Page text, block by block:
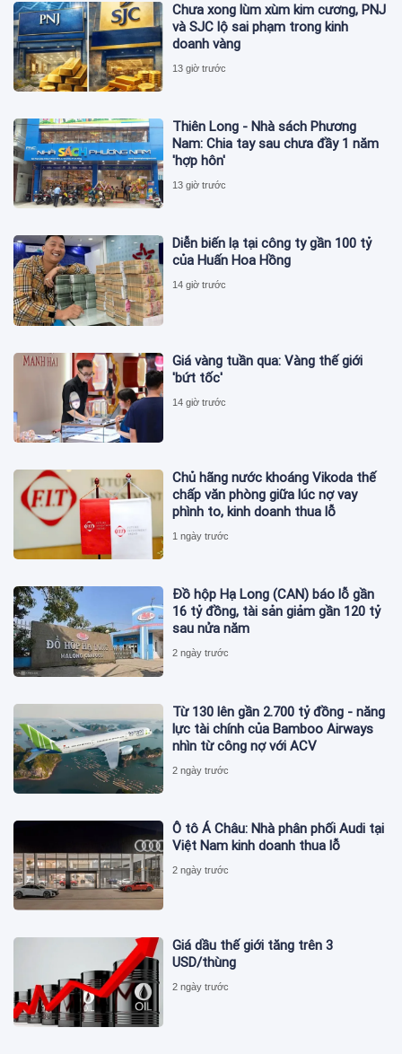
Chưa xong lùm xùm kim cương, PNJ
và SJC lộ sai phạm trong kinh
doanh vàng
13 giờ trước
Thiên Long - Nhà sách Phương
Nam: Chia tay sau chưa đầy 1 năm
'hợp hôn'
13 giờ trước
Diễn biến lạ tại công ty gần 100 tỷ
của Huấn Hoa Hồng
14 giờ trước
Giá vàng tuần qua: Vàng thế giới
'bứt tốc'
14 giờ trước
Chủ hãng nước khoáng Vikoda thế
chấp văn phòng giữa lúc nợ vay
phình to, kinh doanh thua lỗ
1 ngày trước
Đồ hộp Hạ Long (CAN) báo lỗ gần
16 tỷ đồng, tài sản giảm gần 120 tỷ
sau nửa năm
2 ngày trước
Từ 130 lên gần 2.700 tỷ đồng - năng
lực tài chính của Bamboo Airways
nhìn từ công nợ với ACV
2 ngày trước
Ô tô Á Châu: Nhà phân phối Audi tại
Việt Nam kinh doanh thua lỗ
2 ngày trước
Giá dầu thế giới tăng trên 3
USD/thùng
2 ngày trước